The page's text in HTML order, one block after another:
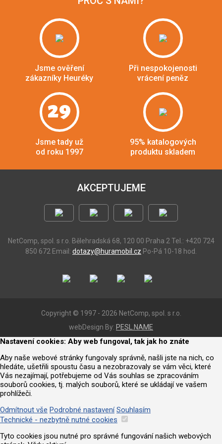
Jsme ověření
zákazníky Heuréky
Při nespokojenosti
vrácení peněz
29
Jsme tady už
od roku 1997
95% katalogových
produktu skladem
AKCEPTUJEME
NetComp, spol. s r.o. Bělehradská 68, 120 00 Praha 2 Tel.: +420 724
850 672 Email: dotazy@huramobil.cz Po-Pá 10-18 hod.
Copyright © 1997 - 2026 NetComp, spol. s r.o.
webDesign By: PESL.NAME
Nastavení cookies: Aby web fungoval, tak jak ho znáte
Aby naše webové stránky fungovaly správně, našli jste na nich, co
hledáte, ušetřili spoustu času a nezobrazovaly se vám věci, které
Vás nezajímají, potřebujeme od Vás souhlas se zpracováním
souborů cookies, tj. malých souborů, které se ukládají ve vašem
prohlížeči.
Odmítnout vše Podrobné nastavení Souhlasím
Technické - nezbytně nutné cookies
Tyto cookies jsou nutné pro správné fungování našich webových